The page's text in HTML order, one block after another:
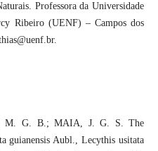
Professora da Universidade
Ribeiro (UENF) – Campos dos
M. G. B.; MAIA, J. G. S. The
guianensis Aubl., Lecythis usitata